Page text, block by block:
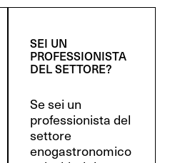
SEI UN
PROFESSIONISTA
DEL SETTORE?
Se sei un
professionista del
settore
enogastronomico